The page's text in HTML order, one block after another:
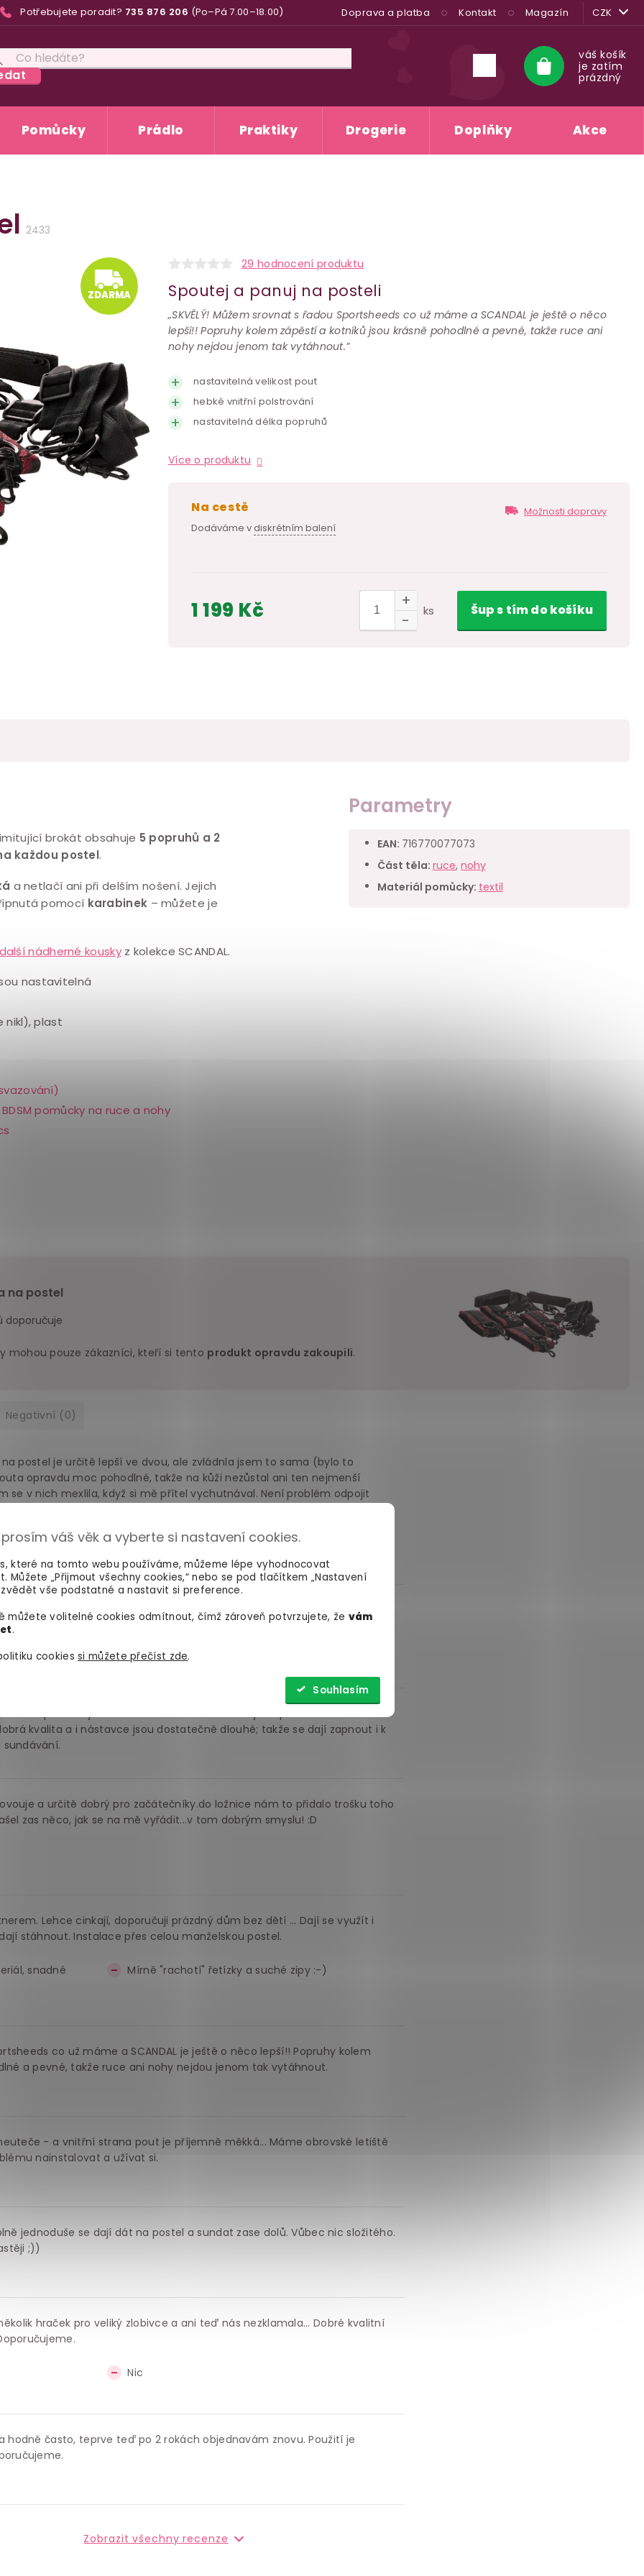
váš věk a vyberte si nastavení cookies.
které na tomto webu používáme, můžeme lépe vyhodnocovat
Můžete „Přijmout všechny cookies,“ nebo se pod tlačítkem „Nastavení
vše podstatné a nastavit si preference.
můžete volitelné cookies odmítnout, čímž zároveň potvrzujete, že vám
.
cookiessi můžete přečíst zde.
Souhlasím
Potřebujete poradit? 735 876 206 (Po–Pá 7.00–18.00) Doprava a platba Kontakt Magazín CZK
Nákupní
košík
váš košík
je zatím
prázdný
Pomůcky Prádlo Praktiky Drogerie Doplňky Akce
2433
ZDARMA
ZDARMA
29 hodnocení produktu
Spoutej a panuj na posteli
„SKVĚLÝ! Můžem srovnat s řadou Sportsheeds co už máme a SCANDAL je ještě o něco
lepší!! Popruhy kolem zápěstí a kotníků jsou krásně pohodlné a pevné, takže ruce ani
nohy nejdou jenom tak vytáhnout.”
nastavitelná velikost pout
hebké vnitřní polstrování
nastavitelná délka popruhů
Více o produktu
na cestě
Dodáváme vdiskrétním balení
Možnosti dopravy
1 199 Kč ks Šups tímdo košíku
imitující brokát obsahuje 5 popruhů a 2
každou postel.
a netlačí ani při delším nošení. Jejich
pomocí karabinek – můžete je
další nádherné kouskyz kolekce SCANDAL.
nastavitelná
nikl), plast
BDSM pomůcky na ruce a nohy
Parametry
EAN: 716770077073
Část těla: ruce, nohy
Materiál pomůcky: textil
na postel
doporučuje
mohou pouze zákazníci, kteří si tento produkt opravdu zakoupili.
Negativní (0)
postel je určitě lepší ve dvou, ale zvládnla jsem to sama (bylo to
opravdu moc pohodlné, takže na kůži nezůstal ani ten nejmenší
se v nich mexlila, když si mě přítel vychutnával. Není problém odpojit
zápalu boje zapomněl "Bezpečné slovo". 100% ráda doporučuju :)
Zatím nic
hezky elegantně ale navíc jsou velmi pevná a zároveň jemná a nijak
během pěti minut. Materiál není vůbec laciný, podlě mě se dá těžko
peníze.
zapínání - jestli má někdo užší nebo tlustější zápěstí tak to tím
kvalita a i nástavce jsou dostatečně dlouhé; takže se dají zapnout i k
sundávání.
a určitě dobrý pro začátečníky.do ložnice nám to přidalo trošku toho
zas něco, jak se na mě vyřádit...v tom dobrým smyslu! :D
Lehce cinkají, doporučuji prázdný dům bez dětí ... Dají se využít i
stáhnout. Instalace přes celou manželskou postel.
snadné
Mírně "rachotí" řetízky a suché zipy :-)
co už máme a SCANDAL je ještě o něco lepší!! Popruhy kolem
a pevné, takže ruce ani nohy nejdou jenom tak vytáhnout.
- a vnitřní strana pout je příjemně měkká... Máme obrovské letiště
nainstalovat a užívat si.
jednoduše se dají dát na postel a sundat zase dolů. Vůbec nic složitého.
;))
hraček pro veliký zlobivce a ani teď nás nezklamala... Dobré kvalitní
Nic
hodně často, teprve teď po 2 rokách objednavám znovu. Použití je
Zobrazit všechny recenze